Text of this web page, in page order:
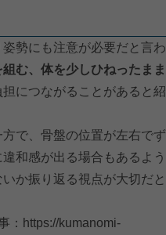
勢にも注意が必要だと言わ
組む、体を少しひねったまま
につながることがあると紹
で、骨盤の位置が左右でず
和感が出る場合もあるよう
か振り返る視点が大切だと
： https://kumanomi-